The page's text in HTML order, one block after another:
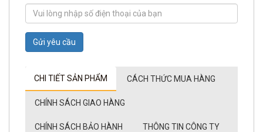
Gửi yêu cầu
CHI TIẾT SẢN PHẨM CÁCH THỨC MUA HÀNG
CHÍNH SÁCH GIAO HÀNG
CHÍNH SÁCH BẢO HÀNH THÔNG TIN CÔNG TY